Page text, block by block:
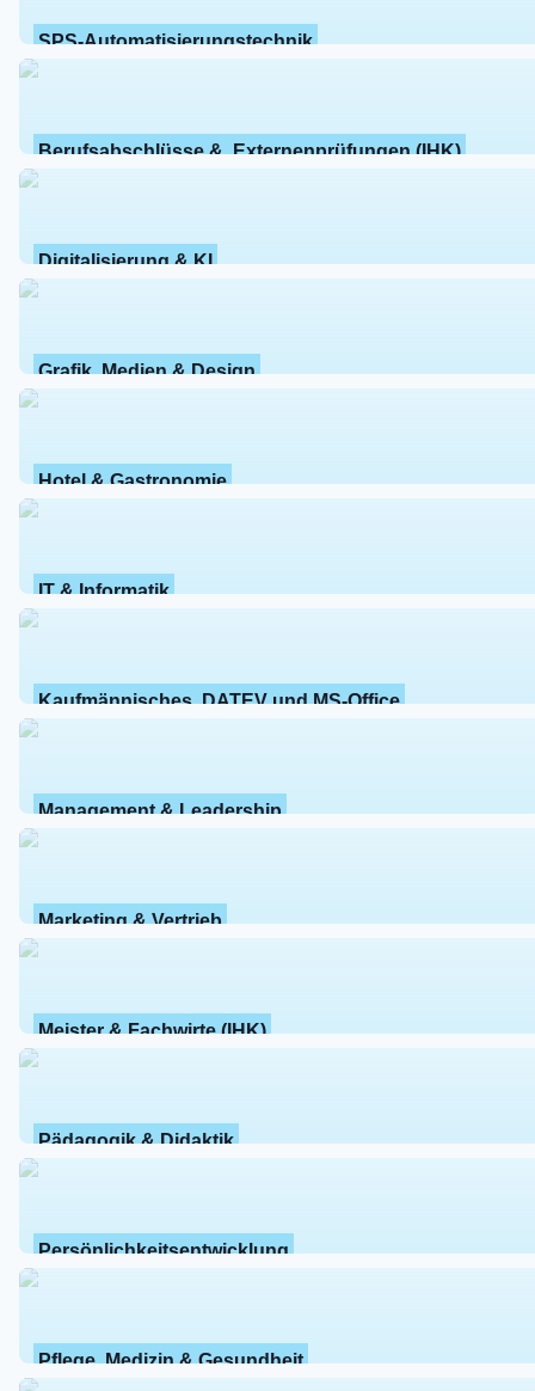
SPS-Automatisierungstechnik
Berufsabschlüsse &  Externenprüfungen (IHK)
Digitalisierung & KI
Grafik, Medien & Design
Hotel & Gastronomie
IT & Informatik
Kaufmännisches, DATEV und MS-Office
Management & Leadership
Marketing & Vertrieb
Meister & Fachwirte (IHK)
Pädagogik & Didaktik
Persönlichkeitsentwicklung
Pflege, Medizin & Gesundheit